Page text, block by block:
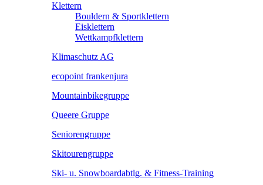
Klettern
Bouldern & Sportklettern
Eisklettern
Wettkampfklettern
Klimaschutz AG
ecopoint frankenjura
Mountainbikegruppe
Queere Gruppe
Seniorengruppe
Skitourengruppe
Ski- u. Snowboardabtlg. & Fitness-Training